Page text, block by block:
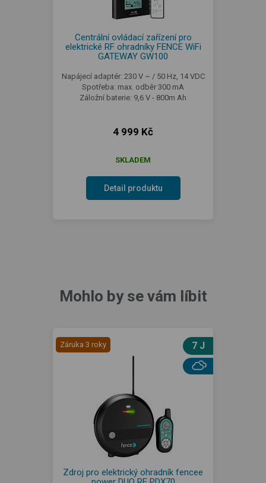
Centrální ovládací zařízení pro
elektrické RF ohradníky FENCE WiFi
GATEWAY GW100
Napájecí adaptér: 230 V ~ / 50 Hz, 14 VDC
Spotřeba: max. odběr 300 mA
Záložní baterie: 9,6 V - 800m Ah
4 999 Kč
SKLADEM
Detail produktu
Mohlo by se vám líbit
Záruka 3 roky 7 J
Zdroj pro elektrický ohradník fencee